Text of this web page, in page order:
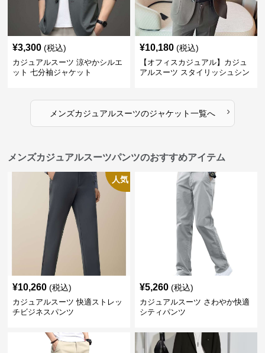
¥3,300 (税込)
カジュアルスーツ 涼やかシルエ
ット 七分袖ジャケット
¥10,180 (税込)
【オフィスカジュアル】カジュ
アルスーツ スタイリッシュシン
メンズカジュアルスーツのジャケット一覧へ ›
メンズカジュアルスーツパンツのおすすめアイテム
人気
¥10,260 (税込)
カジュアルスーツ 快適ストレッ
チビジネスパンツ
¥5,260 (税込)
カジュアルスーツ さわやか快適
シティパンツ